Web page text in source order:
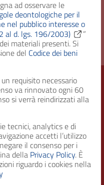
ad osservare le
deontologiche per il
nel pubblico interesse o
al d. lgs. 196/2003)
”
materiali presenti. Si
del Codice dei beni
requisito necessario
va rinnovato ogni 60
si verrà reindirizzati alla
tecnici, analytics e di
accetti l’utilizzo
il consenso per i
della Privacy Policy. È
riguardo i cookies nella
– Archivio Storico